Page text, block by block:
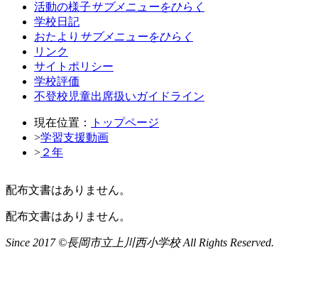
活動の様子サブメニューをひらく
学校日記
おたより サブメニューをひらく
リンク
サイトポリシー
学校評価
不登校児童出席扱いガイドライン
現在位置：
トップページ
>学習支援動画
> ２年
配布文書はありません。
配布文書はありません。
Since 2017 ©長岡市立上川西小学校 All Rights Reserved.